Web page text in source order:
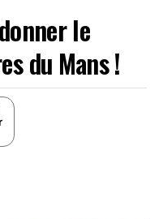
le
du Mans !